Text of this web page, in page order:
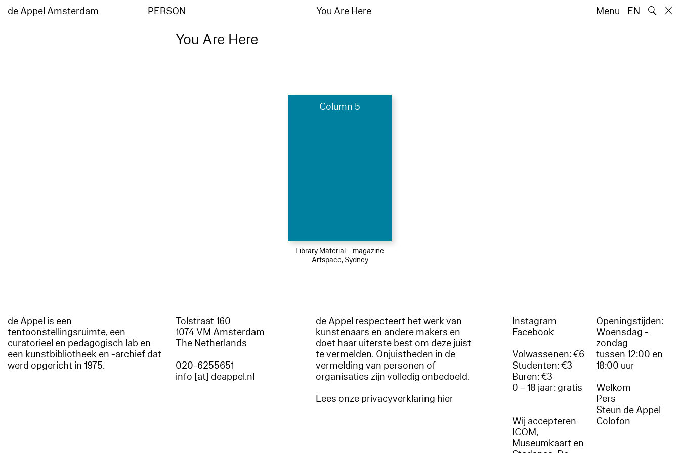
de Appel Amsterdam PERSON You Are Here Menu EN 🔍
You Are Here
Column 5
Library Material – magazine
Artspace, Sydney
de Appel is een
tentoonstellingsruimte, een
curatorieel en pedagogisch lab en
een kunstbibliotheek en -archief dat
werd opgericht in 1975.
Tolstraat 160
1074 VM Amsterdam
The Netherlands
020-6255651
info [at] deappel.nl
de Appel respecteert het werk van
kunstenaars en andere makers en
doet haar uiterste best om deze juist
te vermelden. Onjuistheden in de
vermelding van personen of
organisaties zijn volledig onbedoeld.
Lees onze privacyverklaring hier
Instagram
Facebook
Volwassenen: €6
Studenten: €3
Buren: €3
0 – 18 jaar: gratis
Wij accepteren
ICOM,
Museumkaart en
Openingstijden:
Woensdag -
zondag
tussen 12:00 en
18:00 uur
Welkom
Pers
Steun de Appel
Colofon